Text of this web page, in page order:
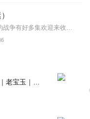
这里记载了马桶人与监控人的战争有好多集欢迎来收听暂时有46集待更新只是搬运想看可以去看正版不强求主播寄语：好听的话加关注订阅点赞评论评价